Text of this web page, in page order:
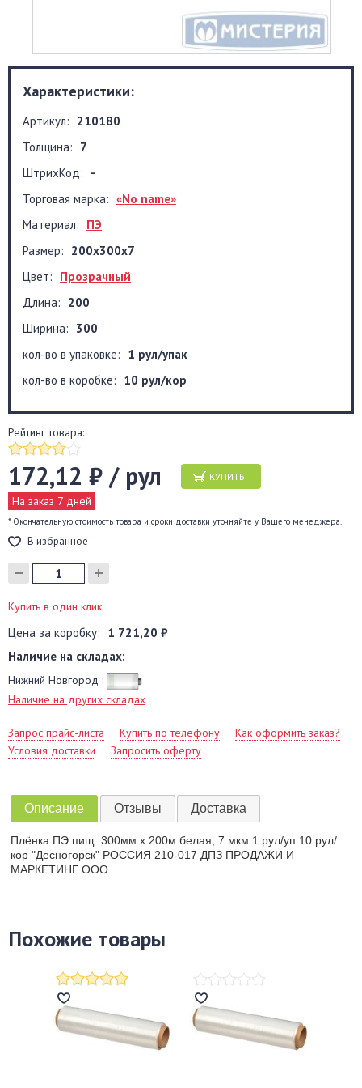
Характеристики:
Артикул: 210180
Толщина: 7
ШтрихКод: -
Торговая марка: «No name»
Материал: ПЭ
Размер: 200x300x7
Цвет: Прозрачный
Длина: 200
Ширина: 300
кол-во в упаковке: 1 рул/упак
кол-во в коробке: 10 рул/кор
Рейтинг товара:
172,12 ₽ / рул КУПИТЬ
На заказ 7 дней
* Окончательную стоимость товара и сроки доставки уточняйте у Вашего менеджера.
В избранное
Купить в один клик
Цена за коробку: 1 721,20 ₽
Наличие на складах:
Нижний Новгород :
Наличие на других складах
Запрос прайс-листа Купить по телефону
Как оформить заказ?
Условия доставки
Запросить оферту
Описание Отзывы Доставка
Плёнка ПЭ пищ. 300мм х 200м белая, 7 мкм 1 рул/уп 10 рул/
кор "Десногорск" РОССИЯ 210-017 ДПЗ ПРОДАЖИ И
МАРКЕТИНГ ООО
Похожие товары